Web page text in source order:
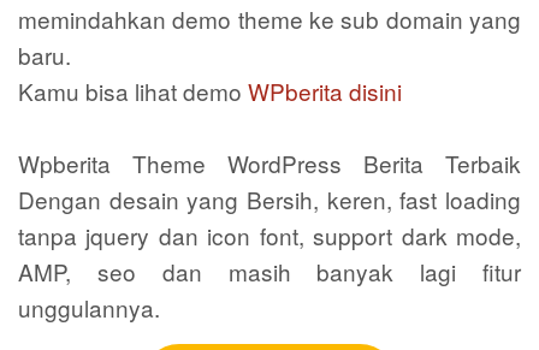
memindahkan demo theme ke sub domain yang
baru.
Kamu bisa lihat demo WPberita disini
Wpberita Theme WordPress Berita Terbaik
Dengan desain yang Bersih, keren, fast loading
tanpa jquery dan icon font, support dark mode,
AMP, seo dan masih banyak lagi fitur
unggulannya.